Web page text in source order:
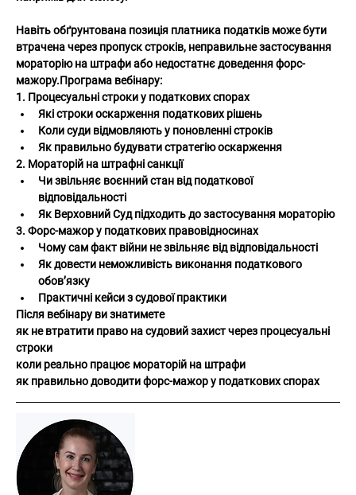
Навіть обґрунтована позиція платника податків може бути
втрачена через пропуск строків, неправильне застосування
мораторію на штрафи або недостатнє доведення форс-
мажору.Програма вебінару:
1. Процесуальні строки у податкових спорах
Які строки оскарження податкових рішень
Коли суди відмовляють у поновленні строків
Як правильно будувати стратегію оскарження
2. Мораторій на штрафні санкції
Чи звільняє воєнний стан від податкової
відповідальності
Як Верховний Суд підходить до застосування мораторію
3. Форс-мажор у податкових правовідносинах
Чому сам факт війни не звільняє від відповідальності
Як довести неможливість виконання податкового
обов’язку
Практичні кейси з судової практики
Після вебінару ви знатимете
як не втратити право на судовий захист через процесуальні
строки
коли реально працює мораторій на штрафи
як правильно доводити форс-мажор у податкових спорах